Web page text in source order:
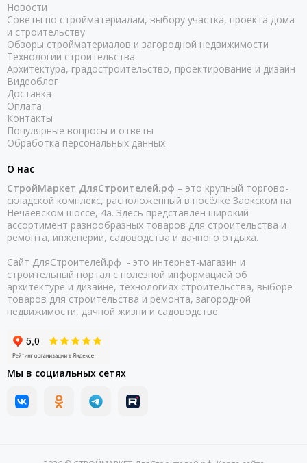
Новости
Советы по стройматериалам, выбору участка, проекта дома
и строительству
Обзоры стройматериалов и загородной недвижимости
Технологии строительства
Архитектура, градостроительство, проектирование и дизайн
Видеоблог
Доставка
Оплата
Контакты
Популярные вопросы и ответы
Обработка персональных данных
О нас
СтройМаркет ДляСтроителей.рф – это крупный торгово-
складской комплекс, расположенный в посёлке Заокском на
Нечаевском шоссе, 4а. Здесь представлен широкий
ассортимент разнообразных товаров для строительства и
ремонта, инженерии, садоводства и дачного отдыха.
Сайт ДляСтроителей.рф - это интернет-магазин и
строительный портал с полезной информацией об
архитектуре и дизайне, технологиях строительства, выборе
товаров для строительства и ремонта, загородной
недвижимости, дачной жизни и садоводстве.
Мы в социальных сетях